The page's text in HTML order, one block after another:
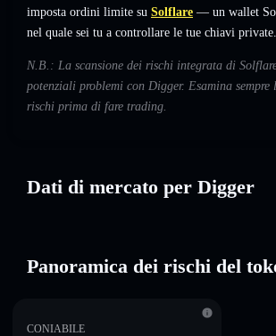
imposta ordini limite su Solflare — un wallet
nel quale sei tu a controllare le tue chiavi private.
N.B.: La scansione dei rischi integrata di
potenziali problemi con Digger. Esamina
rischi prima di fare trading.
Dati di mercato per Digger
Panoramica dei rischi del
CONIABILE